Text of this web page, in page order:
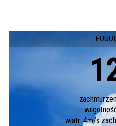
wiatr: 4m/s